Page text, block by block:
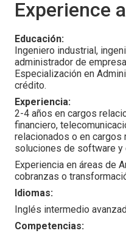
Experience
Educación:
Ingeniero industrial,
administrador de
Especialización en
crédito.
Experiencia:
2-4 años en cargos
financiero,
relacionados o en cargos
soluciones de software y
Experiencia en áreas de
cobranzas o
Idiomas:
Inglés intermedio
Competencias: